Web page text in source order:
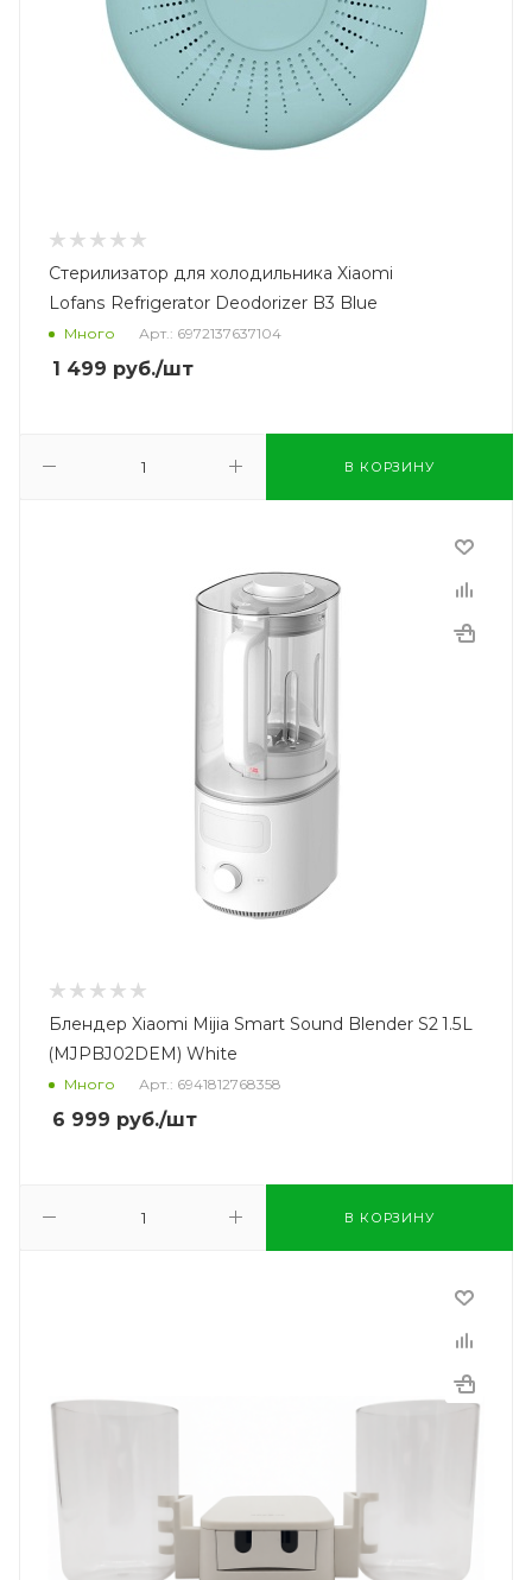
Стерилизатор для холодильника Xiaomi
Lofans Refrigerator Deodorizer B3 Blue
Много Арт.: 6972137637104
1 499 руб./шт
В КОРЗИНУ
Блендер Xiaomi Mijia Smart Sound Blender S2 1.5L
(MJPBJ02DEM) White
Много Арт.: 6941812768358
6 999 руб./шт
В КОРЗИНУ